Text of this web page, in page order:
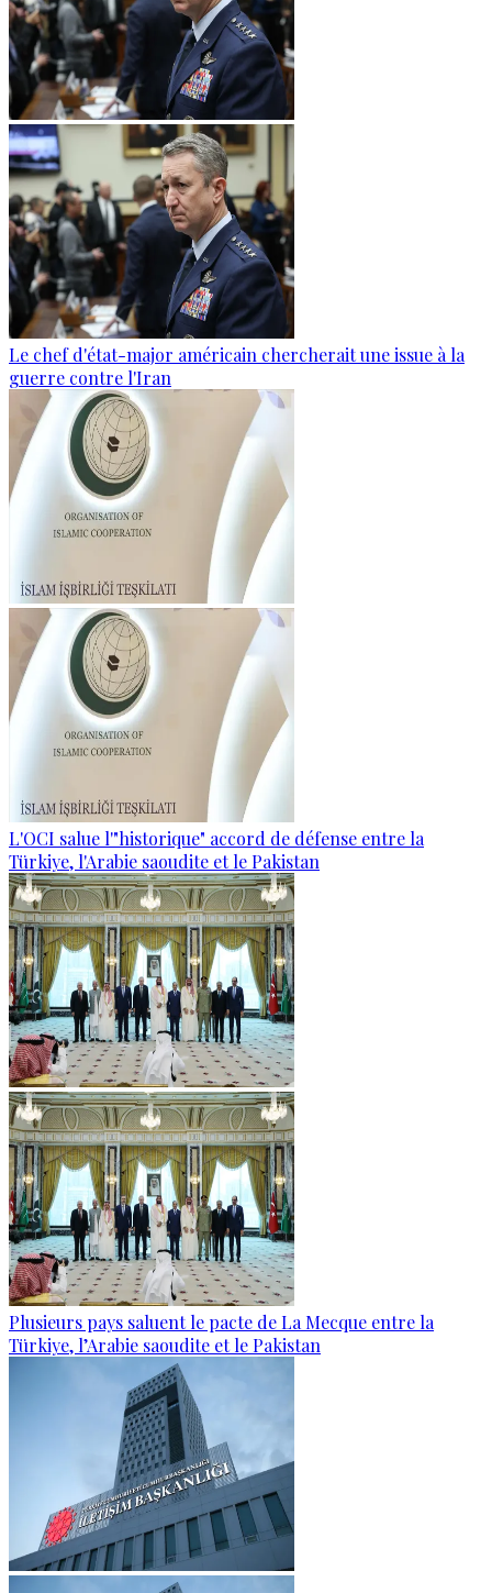
Le chef d'état-major américain chercherait une issue à la
guerre contre l'Iran
L'OCI salue l'"historique" accord de défense entre la
Türkiye, l'Arabie saoudite et le Pakistan
Plusieurs pays saluent le pacte de La Mecque entre la
Türkiye, l’Arabie saoudite et le Pakistan